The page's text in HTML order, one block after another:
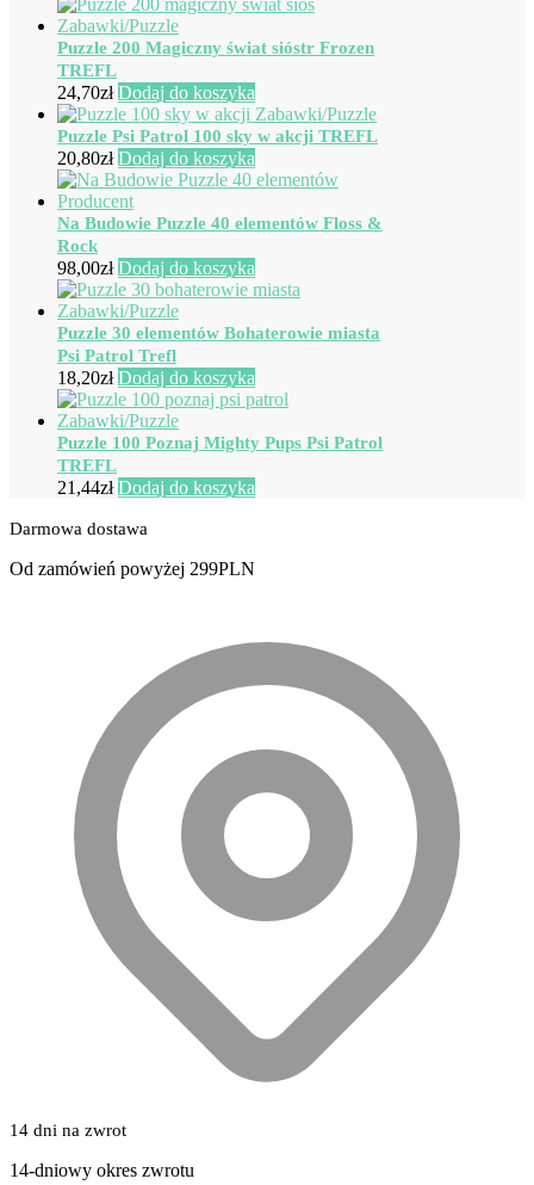
Puzzle 200 Magiczny świat sióstr Frozen
TREFL
24,70zł Dodaj do koszyka
Puzzle Psi Patrol 100 sky w akcji TREFL
20,80zł Dodaj do koszyka
Na Budowie Puzzle 40 elementów Floss &
Rock
98,00zł Dodaj do koszyka
Puzzle 30 elementów Bohaterowie miasta
Psi Patrol Trefl
18,20zł Dodaj do koszyka
Puzzle 100 Poznaj Mighty Pups Psi Patrol
TREFL
21,44zł Dodaj do koszyka
Darmowa dostawa
Od zamówień powyżej 299PLN
14 dni na zwrot
14-dniowy okres zwrotu